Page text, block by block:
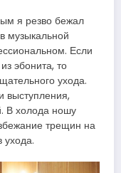
я резво бежал
музыкальной
Если
эбонита, то
ухода.
выступления,
В холода ношу
трещин на
ухода.